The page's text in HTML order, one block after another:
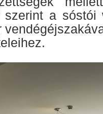
szerint a sóstói